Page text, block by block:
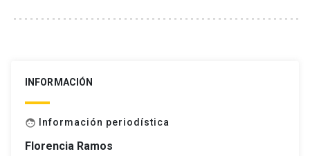
INFORMACIÓN
face Información periodística
Florencia Ramos